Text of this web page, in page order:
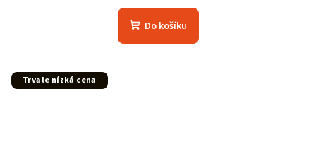
hodnocení
produktu
Do košíku
Trvale nízká cena